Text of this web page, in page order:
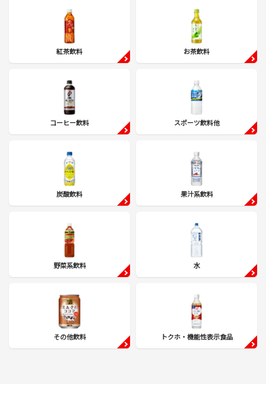
紅茶飲料 お茶飲料
コーヒー飲料 スポーツ飲料他
炭酸飲料 果汁系飲料
野菜系飲料 水
その他飲料 トクホ・機能性表示食品